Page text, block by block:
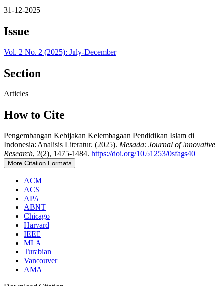
31-12-2025
Issue
Vol. 2 No. 2 (2025): July-December
Section
Articles
How to Cite
Pengembangan Kebijakan Kelembagaan Pendidikan Islam di
Indonesia: Analisis Literatur. (2025). Mesada: Journal of Innovative
Research, 2(2), 1475-1484. https://doi.org/10.61253/0sfags40
More Citation Formats
ACM
ACS
APA
ABNT
Chicago
Harvard
IEEE
MLA
Turabian
Vancouver
AMA